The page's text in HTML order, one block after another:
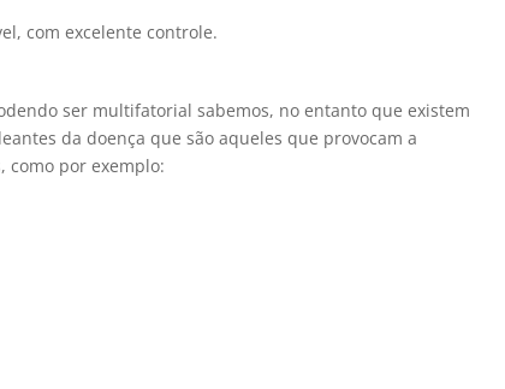
com excelente controle.
ser multifatorial sabemos, no entanto que existem
da doença que são aqueles que provocam a
como por exemplo: